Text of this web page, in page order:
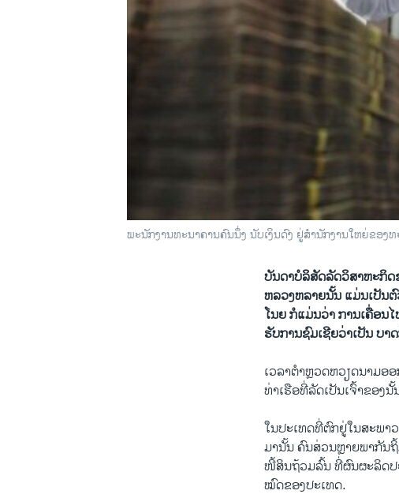
ພະນັກງານທະນາຄານຄົນນຶ່ງ ນັບເງິນດົງ ຢູ່ສໍານັກງານໃຫຍ່ຂອງ
ບັນດາບໍລິສັດ​ລັດ​ວິສາ​ຫະກິ
ຫລວງຫລາຍ​ນັ້ນ ​ແມ່ນເປັນ​ຕົ
ໂນ​ຍ ​ກໍ​ແມ່ນ​ວ່າ ການ​​ເຄື່ອນ​
ຮັບການ​ຊົມ​ເຊີຍ​ວ່າ​ເປັນ ບ
ເວລາ​ຕໍາຫຼວດ​ຫວຽດນາມ​
ທ່າ​ເຮືອ​ທີ່​ລັດ​ເປັນ​ເຈົ້າຂອງ​
ໃນ​ປະ​ເທດ​ທີ່​ຕົກ​ຢູ່ໃນ​ສະພາ
ມາ​ນັ້ນ ຄົນ​ສ່ວນ​ຫຼາຍພາກັນ​
ໜີ້​ສິນ​ຖ້ວມ​ລົ້ນ ທີ່ຜົນ​ຜະລິດ​ປ
ໝົດ​ຂອງ​ປະ​ເທດ.